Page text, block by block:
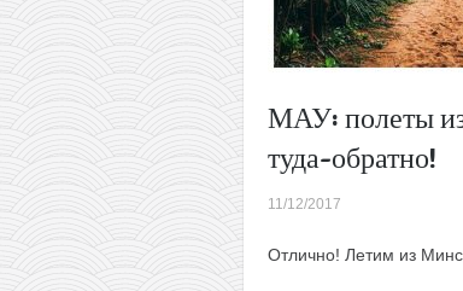
МАУ: полеты
туда-обратно!
11/12/2017
Отлично! Летим из